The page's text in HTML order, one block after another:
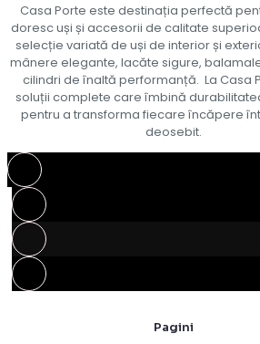
Casa Porte este destinația perfectă
doresc uși și accesorii de calitate
selecție variată de uși de interior și
mânere elegante, lacăte sigure,
cilindri de înaltă performanță. La Casa
soluții complete care îmbină
pentru a transforma fiecare încăpere
deosebit.
Pagini